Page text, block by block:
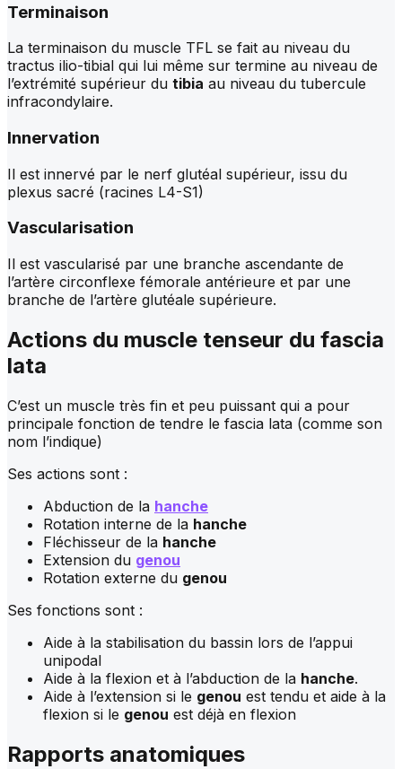
Terminaison
La terminaison du muscle TFL se fait au niveau du
tractus ilio-tibial qui lui même sur termine au niveau de
l’extrémité supérieur du tibia au niveau du tubercule
infracondylaire.
Innervation
Il est innervé par le nerf glutéal supérieur, issu du
plexus sacré (racines L4-S1)
Vascularisation
Il est vascularisé par une branche ascendante de
l’artère circonflexe fémorale antérieure et par une
branche de l’artère glutéale supérieure.
Actions du muscle tenseur du fascia
lata
C’est un muscle très fin et peu puissant qui a pour
principale fonction de tendre le fascia lata (comme son
nom l’indique)
Ses actions sont :
Abduction de la hanche
Rotation interne de la hanche
Fléchisseur de la hanche
Extension du genou
Rotation externe du genou
Ses fonctions sont :
Aide à la stabilisation du bassin lors de l’appui
unipodal
Aide à la flexion et à l’abduction de la hanche.
Aide à l’extension si le genou est tendu et aide à la
flexion si le genou est déjà en flexion
Rapports anatomiques